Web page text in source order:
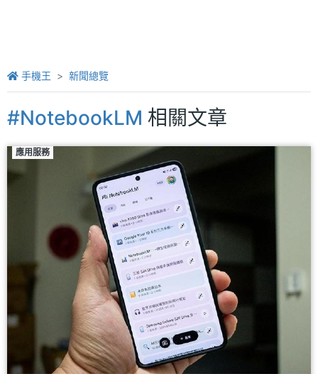
手機王 新聞總覽
#NotebookLM 相關文章
應用服務